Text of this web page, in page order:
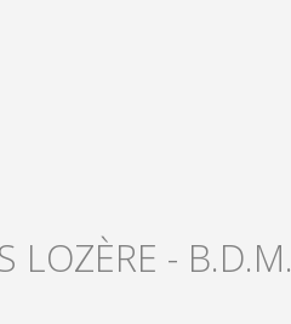
LOZÈRE - B.D.M.